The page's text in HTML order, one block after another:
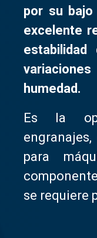
por su
excelente
estabilidad
humedad.
Es la
para
se requiere